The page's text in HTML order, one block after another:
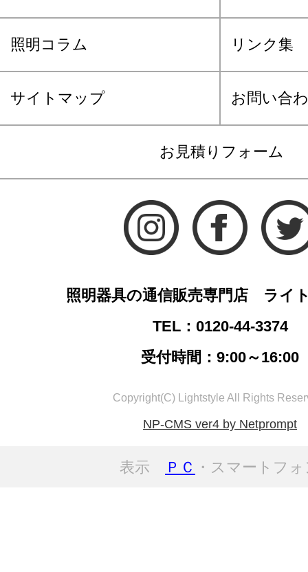
照明コラム リンク集
サイトマップ お問い合
お見積りフォーム
照明器具の通信販売専門店 ライ
TEL：0120-44-3374
受付時間：9:00～16:00
Copyright(C) Lightstyle All Rights
NP-CMS ver4 by Netprompt
表示 ＰＣ ・スマートフ